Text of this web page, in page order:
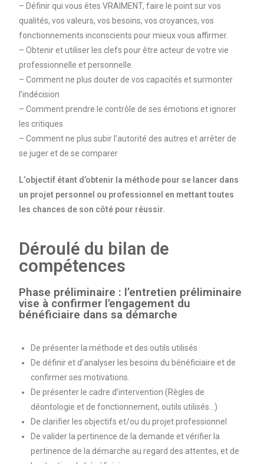
– Définir qui vous êtes VRAIMENT, faire le point sur vos
qualités, vos valeurs, vos besoins, vos croyances, vos
fonctionnements inconscients pour mieux vous affirmer.
– Obtenir et utiliser les clefs pour être acteur de votre vie
professionnelle et personnelle.
– Comment ne plus douter de vos capacités et surmonter
l’indécision
– Comment prendre le contrôle de ses émotions et ignorer
les critiques
– Comment ne plus subir l’autorité des autres et arrêter de
se juger et de se comparer
L‘objectif étant d’obtenir la méthode pour se lancer dans
un projet personnel ou professionnel en mettant toutes
les chances de son côté pour réussir.
Déroulé du bilan de
compétences
Phase préliminaire : l’entretien préliminaire
vise à confirmer l'engagement du
bénéficiaire dans sa démarche
De présenter la méthode et des outils utilisés
De définir et d’analyser les besoins du bénéficiaire et de
confirmer ses motivations.
De présenter le cadre d’intervention (Règles de
déontologie et de fonctionnement, outils utilisés…)
De clarifier les objectifs et/ou du projet professionnel
De valider la pertinence de la demande et vérifier la
pertinence de la démarche au regard des attentes, et de